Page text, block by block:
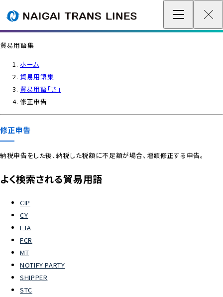
IR情報
物流トピックス
企業情報 / グローバルネットワーク
各種情報
最新情報
貿易用語集
ホーム
貿易用語集
貿易用語「さ」
修正申告
修正申告
納税申告をした後、納税した税額に不足額が場合、増額修正する申告。
よく検索される貿易用語
CIP
CY
ETA
FCR
MT
NOTIFY PARTY
SHIPPER
STC